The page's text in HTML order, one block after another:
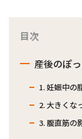
目次
産後のぽ
1. 妊娠中の
2. 大きくな
3. 腹直筋の